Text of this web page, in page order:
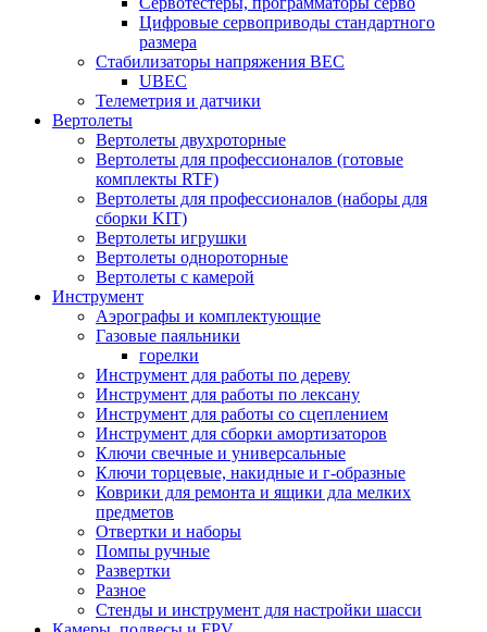
Цифровые сервоприводы стандартного
размера
Стабилизаторы напряжения BEC
UBEC
Телеметрия и датчики
Вертолеты
Вертолеты двухроторные
Вертолеты для профессионалов (готовые
комплекты RTF)
Вертолеты для профессионалов (наборы для
сборки KIT)
Вертолеты игрушки
Вертолеты однороторные
Вертолеты с камерой
Инструмент
Аэрографы и комплектующие
Газовые паяльники
горелки
Инструмент для работы по дереву
Инструмент для работы по лексану
Инструмент для работы со сцеплением
Инструмент для сборки амортизаторов
Ключи свечные и универсальные
Ключи торцевые, накидные и г-образные
Коврики для ремонта и ящики дла мелких
предметов
Отвертки и наборы
Помпы ручные
Развертки
Разное
Стенды и инструмент для настройки шасси